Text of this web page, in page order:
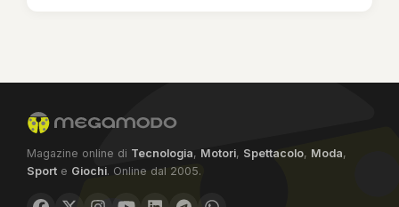
Magazine online di Tecnologia, Motori, Spettacolo, Moda,
Sport e Giochi. Online dal 2005.